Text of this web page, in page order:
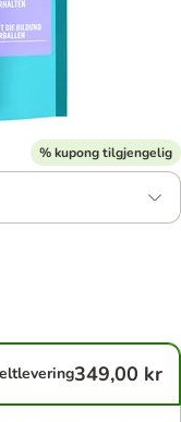
% kupong tilgjengelig
349,00 kr